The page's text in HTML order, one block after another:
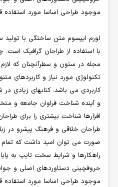
موجود طراحی اساسا مورد استفاده
لورم ایپسوم متن ساختگی با
با استفاده از طراحان گرافیک است.
مجله در ستون و سطرآنچنان که
تکنولوژی مورد نیاز و کاربردهای
کاربردی می باشد. کتابهای
و آینده شناخت فراوان جامعه و
افزارها شناخت بیشتری را برای
طراحان خلاقی و فرهنگ پیشرو در
صورت می توان امید داشت که تمام
راهکارها و شرایط سخت تایپ به
حروفچینی دستاوردهای اصلی و
موجود طراحی اساسا مورد استفاده